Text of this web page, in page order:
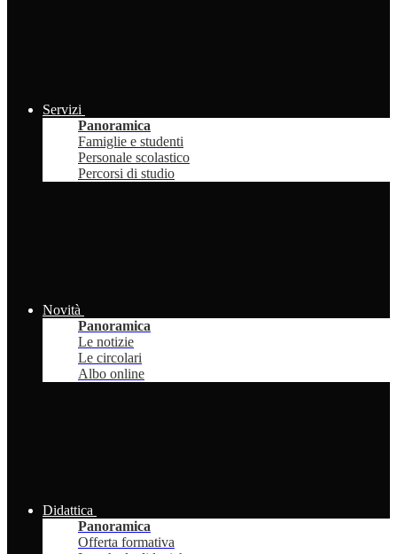
Servizi
Panoramica
Famiglie e studenti
Personale scolastico
Percorsi di studio
Novità
Panoramica
Le notizie
Le circolari
Albo online
Didattica
Panoramica
Offerta formativa